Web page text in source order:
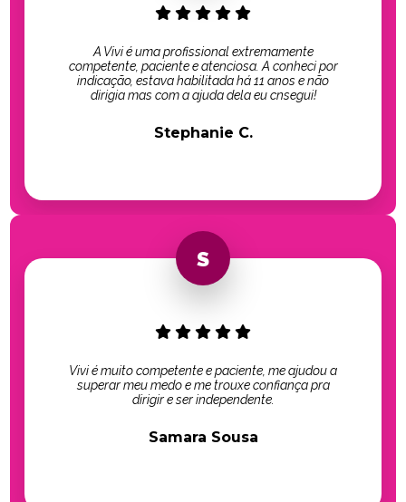
A Vivi é uma profissional extremamente
competente, paciente e atenciosa. A conheci por
indicação, estava habilitada há 11 anos e não
dirigia mas com a ajuda dela eu cnsegui!
Stephanie C.
Vivi é muito competente e paciente, me ajudou a
superar meu medo e me trouxe confiança pra
dirigir e ser independente.
Samara Sousa